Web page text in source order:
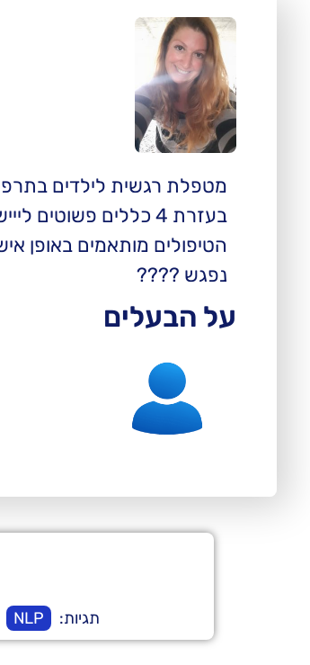
בעזרת 4 כללים פשוטים לייישום.
הטיפולים מותאמים באופן
נפגש ????
על הבעלים
תגיות:
NLP